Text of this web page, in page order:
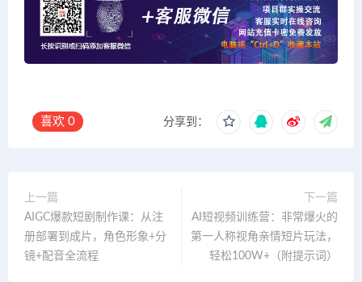
喜欢 0 分享到：
上一篇
AIGC爆款短剧制作课：从注
册部署到成片，角色形象+分
镜+配音全流程
下一篇
AI短视频训练营：非常爆火的
第一人称视角亲情短片玩法，
轻松100W+（附提示词）